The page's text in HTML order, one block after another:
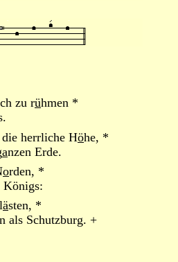
zu rühmen *
herrliche Höhe, *
anzen Erde.
orden, *
Königs:
ästen, *
n als Schutzburg. +